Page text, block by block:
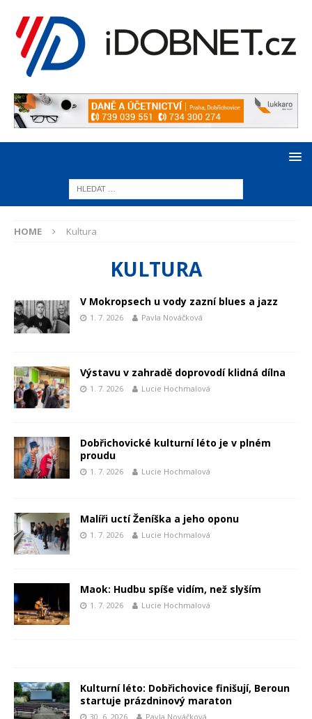
HOME Kultura
KULTURA
V Mokropsech u vody zazní blues a jazz
1. 7. 2026 Pavla Nováčková
Výstavu v zahradě doprovodí klidná dílna
1. 7. 2026 Lucie Hochmalová
Dobřichovické kulturní léto je v plném
proudu
1. 7. 2026 Lucie Hochmalová
Malíři uctí Ženíška a jeho oponu
1. 7. 2026 Lucie Hochmalová
Maok: Hudbu spíše vidím, než slyším
1. 7. 2026 Lucie Hochmalová
Kulturní léto: Dobřichovice finišují, Beroun
startuje prázdninový maraton
30. 6. 2026 Pavla Nováčková